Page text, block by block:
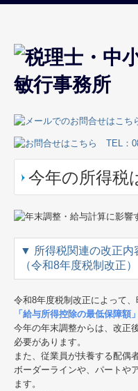
ホーム
事務所紹介
業務案内
お問合せ
採用メッセージ
今年の所得税
▼ 所得税関連の改正内
（令和8年度税制改正）
令和8年度税制改正によって、
「給与所得控除の最低保障額
今年の年末調整からは、改正
必要があります。
また、従業員が扶養する配偶
ボーダーラインや、パートや
ます。